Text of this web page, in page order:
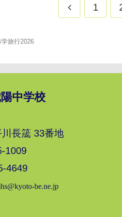
1
学旅行2026
中学校
長筬 33番地
1009
4649
be.ne.jp